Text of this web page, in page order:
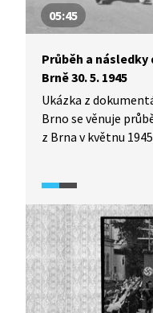
05:45
Průběh a
Brně 30. 5. 1945
Ukázka z
Brno se věnuje
z Brna v květnu
vyprávění. Mapuje
problémy jako
a násilí páchané na
také řízený návrat
a jejich osud až do
Němců v roce 1946.
pamětnická